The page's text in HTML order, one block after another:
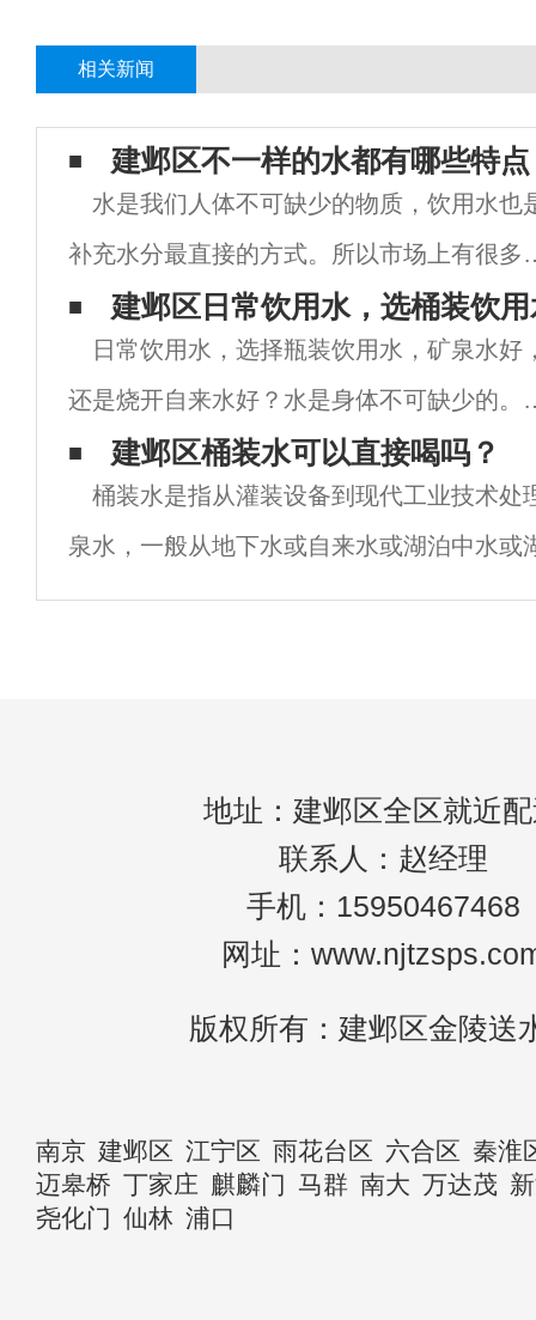
相关新闻
建邺区不一样的水都有哪些特
水是我们人体不可缺少的物质，饮用水也
补充水分最直接的方式。所以市场上有很多
同种类的饮用水，味道也不一样。虽然水没
味道，但由于水源不同，处理方法不同，调
方法不同，最终会有不同的水味.味道会有很
建邺区日常饮用水，选桶装饮
日常饮用水，选择瓶装饮用水，矿泉水好
还是烧开自来水好？水是身体不可缺少的。
们常说五天不能吃，但不能喝水。从这句话
中，我们可以知道水对我们来说是多么重要
如果身体缺水，会对身体产生很大的影响。
能滋
建邺区桶装水可以直接喝吗？
桶装水是指从灌装设备到现代工业技术处
泉水，一般从地下水或自来水或湖泊中水或
的商品。众所周知，食物放久了会变坏，但
地址：建邺区全区就近
联系人：赵经理
手机：15950467468
网址：
版权所有：建邺区金陵送
南京 建邺区 江宁区 雨花台区 六合区 秦淮
迈皋桥 丁家庄 麒麟门 马群 南大 万达茂
尧化门 仙林 浦口